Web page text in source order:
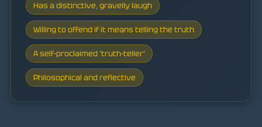
Has a distinctive, gravelly laugh
Willing to offend if it means telling the truth
A self-proclaimed 'truth-teller'
Philosophical and reflective